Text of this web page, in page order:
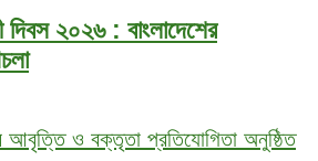
২০২৬ : বাংলাদেশের